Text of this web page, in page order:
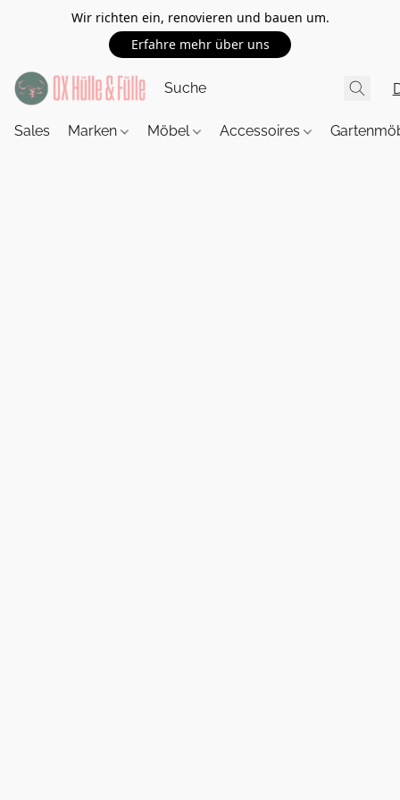
Wir richten ein, renovieren und bauen um.
Erfahre mehr über uns
Sales Marken Möbel Accessoires